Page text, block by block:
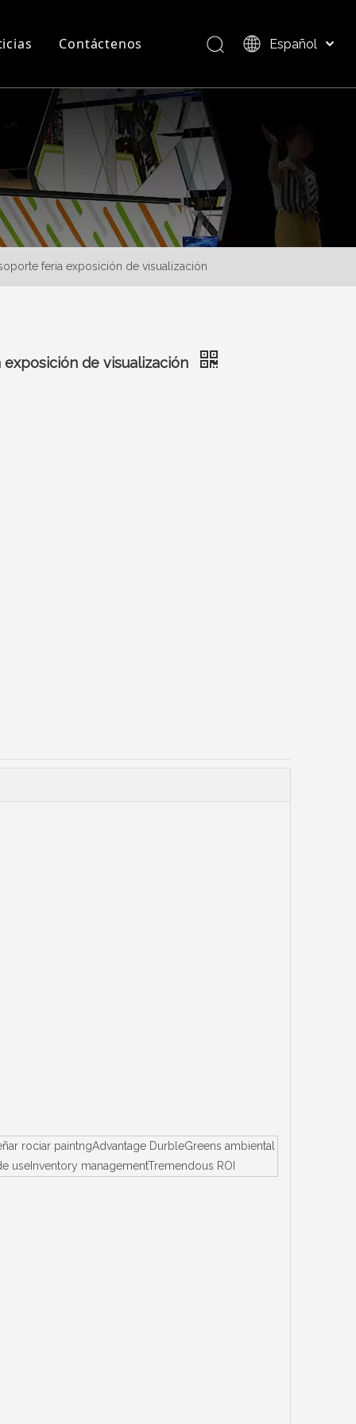
Preguntas más frecuentes
Descripción del producto
Contáctenos Español
العربية
日本語
Pусский
Nederlands
Português
Français
English
feria exposición de visualización
de visualización
rociar paintngAdvantage DurbleGreens ambiental
useInventory managementTremendous ROI